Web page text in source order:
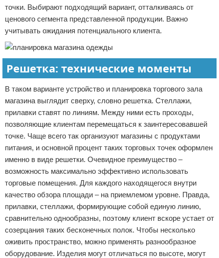
точки. Выбирают подходящий вариант, отталкиваясь от
ценового сегмента представленной продукции. Важно
учитывать ожидания потенциального клиента.
Решетка: технические моменты
В таком варианте устройство и планировка торгового зала
магазина выглядит сверху, словно решетка. Стеллажи,
прилавки ставят по линиям. Между ними есть проходы,
позволяющие клиентам перемещаться к заинтересовавшей
точке. Чаще всего так организуют магазины с продуктами
питания, и основной процент таких торговых точек оформлен
именно в виде решетки. Очевидное преимущество –
возможность максимально эффективно использовать
торговые помещения. Для каждого находящегося внутри
качество обзора площади – на приемлемом уровне. Правда,
прилавки, стеллажи, формирующие собой единую линию,
сравнительно однообразны, поэтому клиент вскоре устает от
созерцания таких бесконечных полок. Чтобы несколько
оживить пространство, можно применять разнообразное
оборудование. Изделия могут отличаться по высоте, могут